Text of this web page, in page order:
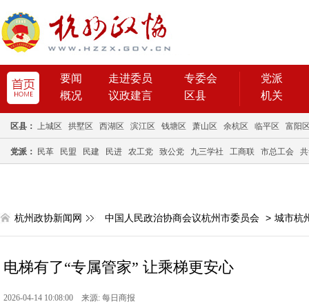
要闻 走进委员
专委会
概况
议政建言 区县
党派
机关
区县： 上城区 拱墅区 西湖区 滨江区 钱塘区 萧山区 余杭区 临平区 富阳
党派： 民革 民盟 民建 民进 农工党 致公党 九三学社 工商联 市总工会
杭州政协新闻网 中国人民政治协商会议杭州市委员会 > 城市杭
电梯有了“专属管家” 让乘梯更安心
2026-04-14 10:08:00 来源: 每日商报